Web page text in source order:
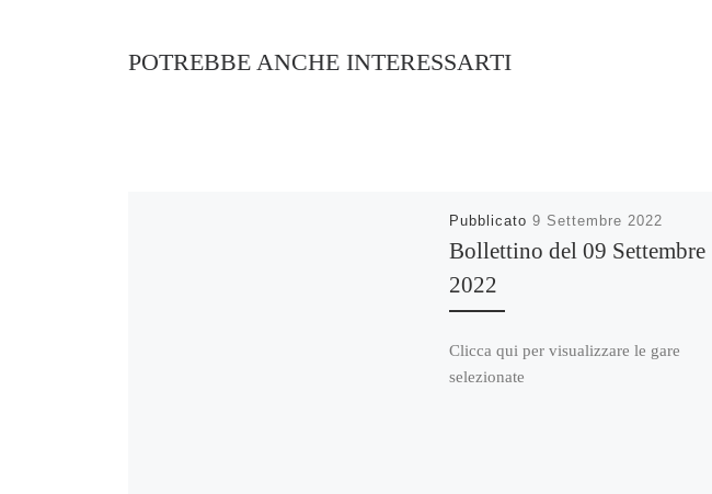
POTREBBE ANCHE INTERESSARTI
Pubblicato 9 Settembre 2022
Bollettino del 09 Settembre
2022
Clicca qui per visualizzare le gare
selezionate